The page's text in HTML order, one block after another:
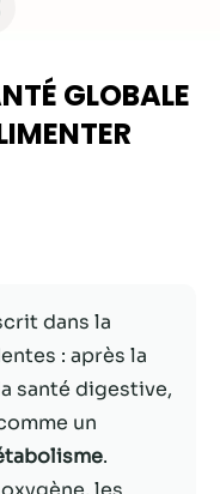
GLOBALE
dans la
: après la
santé digestive,
un
.
Nécessaire
cookies ne
pas
Ils